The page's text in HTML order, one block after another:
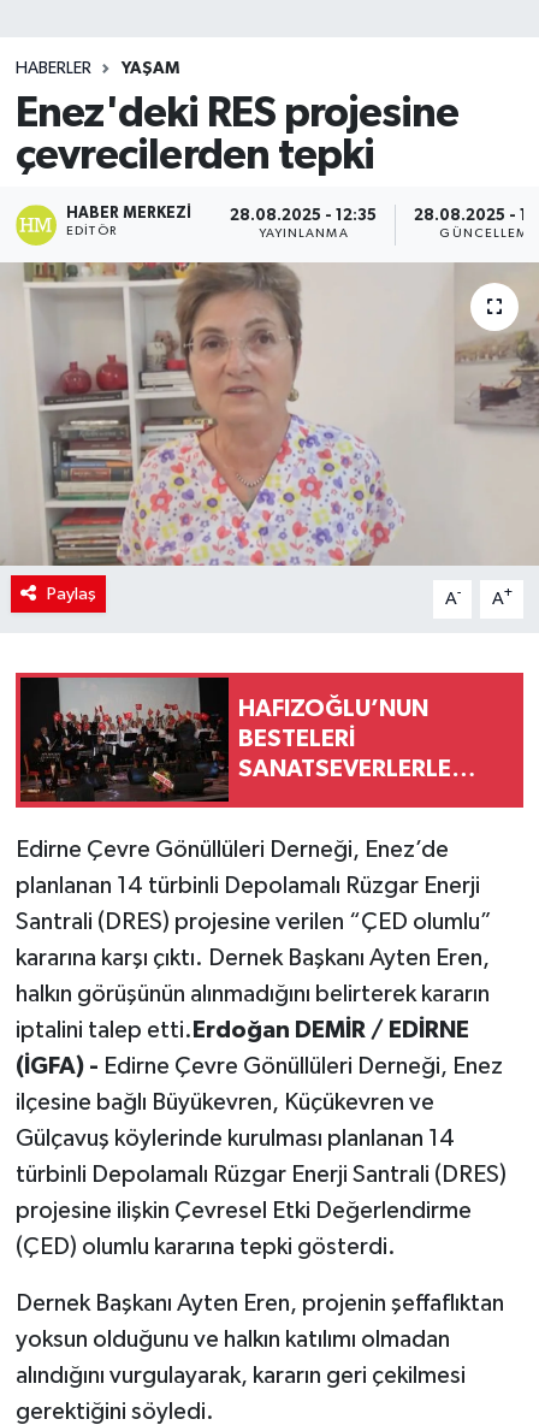
HABERLER YAŞAM
Enez'deki RES projesine
çevrecilerden tepki
HABER MERKEZI
EDITÖR
28.08.2025 - 12:35
YAYINLANMA
28.08.2025 -
GÜNCELLEME
Paylaş A- A+
HAFIZOĞLU’NUN
BESTELERİ
SANATSEVERLERLE
Edirne Çevre Gönüllüleri Derneği, Enez’de
planlanan 14 türbinli Depolamalı Rüzgar Enerji
Santrali (DRES) projesine verilen “ÇED olumlu”
kararına karşı çıktı. Dernek Başkanı Ayten Eren,
halkın görüşünün alınmadığını belirterek kararın
iptalini talep etti. Erdoğan DEMİR / EDİRNE
(İGFA) - Edirne Çevre Gönüllüleri Derneği, Enez
ilçesine bağlı Büyükevren, Küçükevren ve
Gülçavuş köylerinde kurulması planlanan 14
türbinli Depolamalı Rüzgar Enerji Santrali (DRES)
projesine ilişkin Çevresel Etki Değerlendirme
(ÇED) olumlu kararına tepki gösterdi.
Dernek Başkanı Ayten Eren, projenin şeffaflıktan
yoksun olduğunu ve halkın katılımı olmadan
alındığını vurgulayarak, kararın geri çekilmesi
gerektiğini söyledi.
Teknoloji
TRABZON
TRABZONSPOR
Yaşam